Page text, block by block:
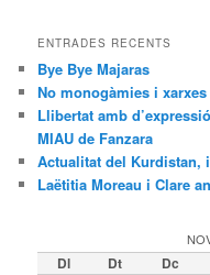
ENTRADES RECENTS
Bye Bye Majaras
No monogàmies i
Llibertat amb
MIAU de Fanzara
Actualitat del Kurdistan,
Laëtitia Moreau i Clare
Dl Dt Dc